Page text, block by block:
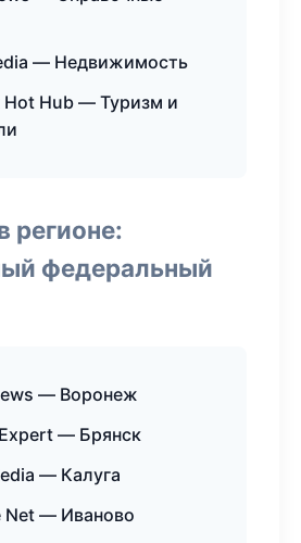
— Недвижимость
Hot Hub — Туризм и
регионе:
федеральный
— Воронеж
— Брянск
— Калуга
Net — Иваново